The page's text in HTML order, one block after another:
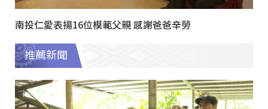
南投仁愛表揚16位模範父親 感謝爸爸辛勞
推薦新聞